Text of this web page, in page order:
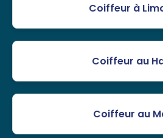
Coiffeur à
Coiffeur au
Coiffeur au